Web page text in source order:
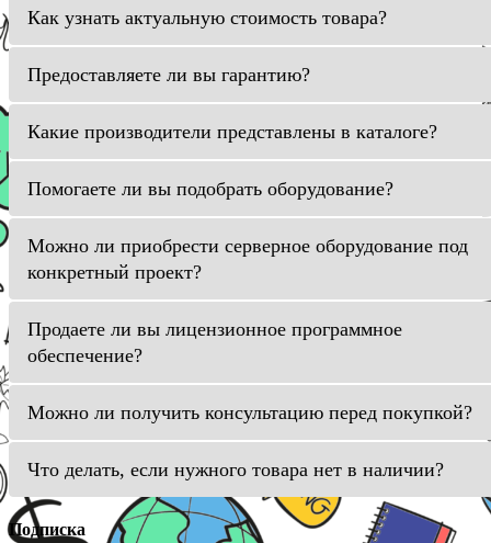
Как узнать актуальную стоимость товара?
Предоставляете ли вы гарантию?
Какие производители представлены в каталоге?
Помогаете ли вы подобрать оборудование?
Можно ли приобрести серверное оборудование под
конкретный проект?
Продаете ли вы лицензионное программное
обеспечение?
Можно ли получить консультацию перед покупкой?
Что делать, если нужного товара нет в наличии?
Подписка